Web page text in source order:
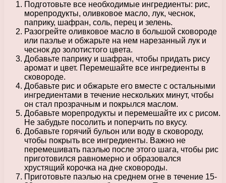
Подготовьте все необходимые ингредиенты: рис,
морепродукты, оливковое масло, лук, чеснок,
паприку, шафран, соль, перец и зелень.
Разогрейте оливковое масло в большой сковороде
или паэлье и обжарьте на нем нарезанный лук и
чеснок до золотистого цвета.
Добавьте паприку и шафран, чтобы придать рису
аромат и цвет. Перемешайте все ингредиенты в
сковороде.
Добавьте рис и обжарьте его вместе с остальными
ингредиентами в течение нескольких минут, чтобы
он стал прозрачным и покрылся маслом.
Добавьте морепродукты и перемешайте их с рисом.
Не забудьте посолить и поперчить по вкусу.
Добавьте горячий бульон или воду в сковороду,
чтобы покрыть все ингредиенты. Важно не
перемешивать паэлью после этого шага, чтобы рис
приготовился равномерно и образовался
хрустящий корочка на дне сковороды.
Приготовьте паэлью на среднем огне в течение 15-